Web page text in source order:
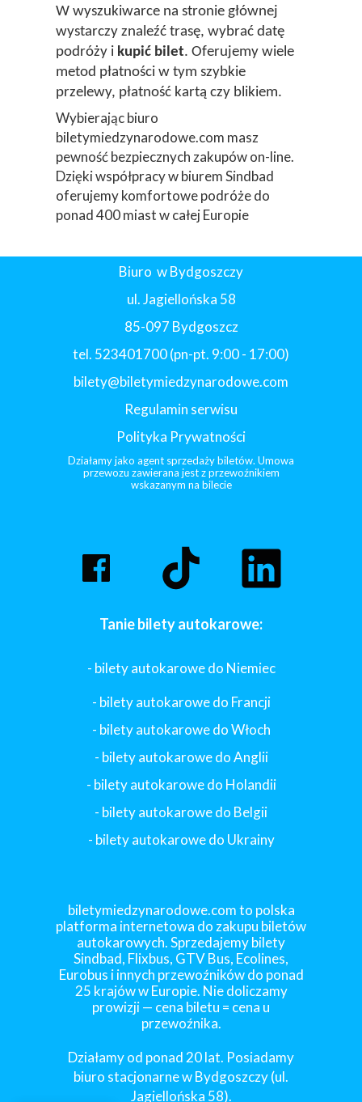
W wyszukiwarce na stronie głównej
wystarczy znaleźć trasę, wybrać datę
podróży i kupić bilet. Oferujemy wiele
metod płatności w tym szybkie
przelewy, płatność kartą czy blikiem.
Wybierając biuro
biletymiedzynarodowe.com masz
pewność bezpiecznych zakupów on-line.
Dzięki współpracy w biurem Sindbad
oferujemy komfortowe podróże do
ponad 400 miast w całej Europie
biletymiedzynarodowe.com to polska
platforma internetowa do zakupu biletów
autokarowych. Sprzedajemy bilety
Sindbad, Flixbus, GTV Bus, Ecolines,
Eurobus i innych przewoźników do ponad
25 krajów w Europie. Nie doliczamy
prowizji — cena biletu = cena u
przewoźnika.
Działamy od ponad 20 lat. Posiadamy
biuro stacjonarne w Bydgoszczy (ul.
Jagiellońska 58).
Tanie bilety autokarowe:
- bilety autokarowe do Niemiec
- bilety autokarowe do Francji
- bilety autokarowe do Włoch
- bilety autokarowe do Anglii
- bilety autokarowe do Holandii
- bilety autokarowe do Belgii
- bilety autokarowe do Ukrainy
Biuro w Bydgoszczy
ul. Jagiellońska 58
85-097 Bydgoszcz
tel. 523401700 (pn-pt. 9:00 - 17:00)
bilety@biletymiedzynarodowe.com
Regulamin serwisu
Polityka Prywatności
Działamy jako agent sprzedaży biletów. Umowa
przewozu zawierana jest z przewoźnikiem
wskazanym na bilecie